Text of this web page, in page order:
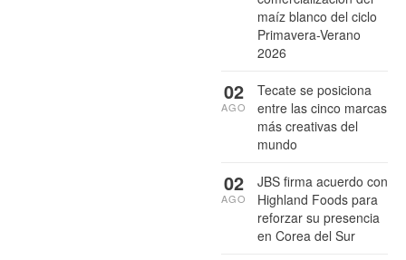
maíz blanco del ciclo
Primavera-Verano
2026
Tecate se posiciona
entre las cinco marcas
más creativas del
mundo
02
AGO
JBS firma acuerdo con
Highland Foods para
reforzar su presencia
en Corea del Sur
02
AGO